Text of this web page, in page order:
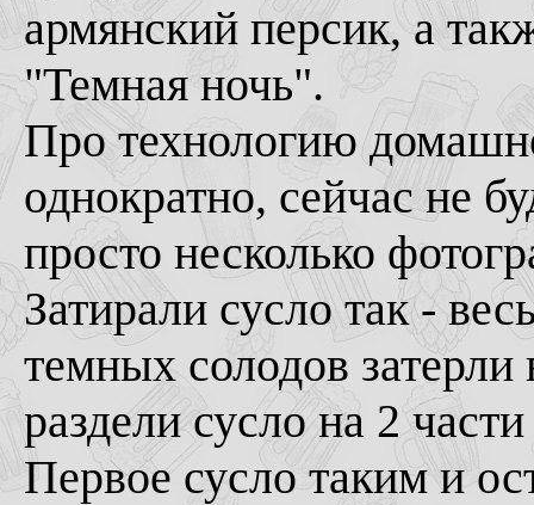
армянский персик, а
"Темная ночь".
Про технологию
однократно, сейчас не
просто несколько
Затирали сусло так -
темных солодов
раздели сусло на 2
Первое сусло таким и